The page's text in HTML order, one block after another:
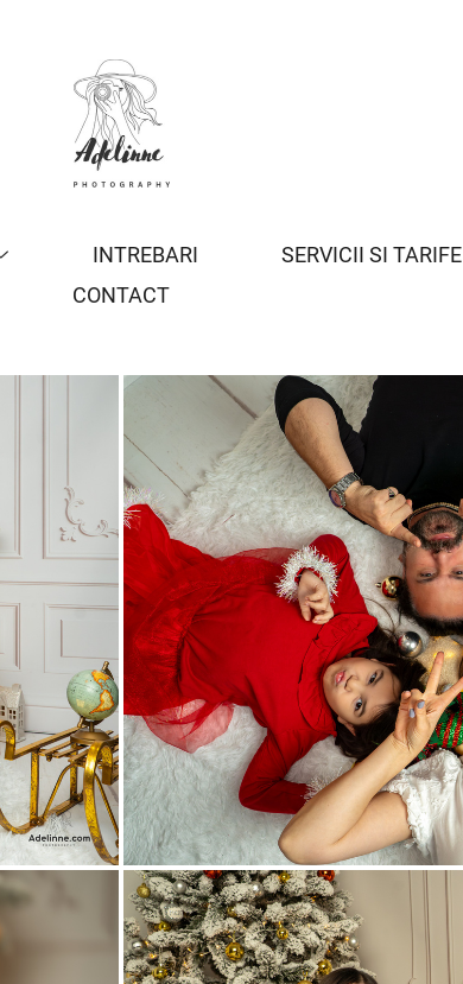
INTREBARI SERVICII SI TARIFE
CONTACT